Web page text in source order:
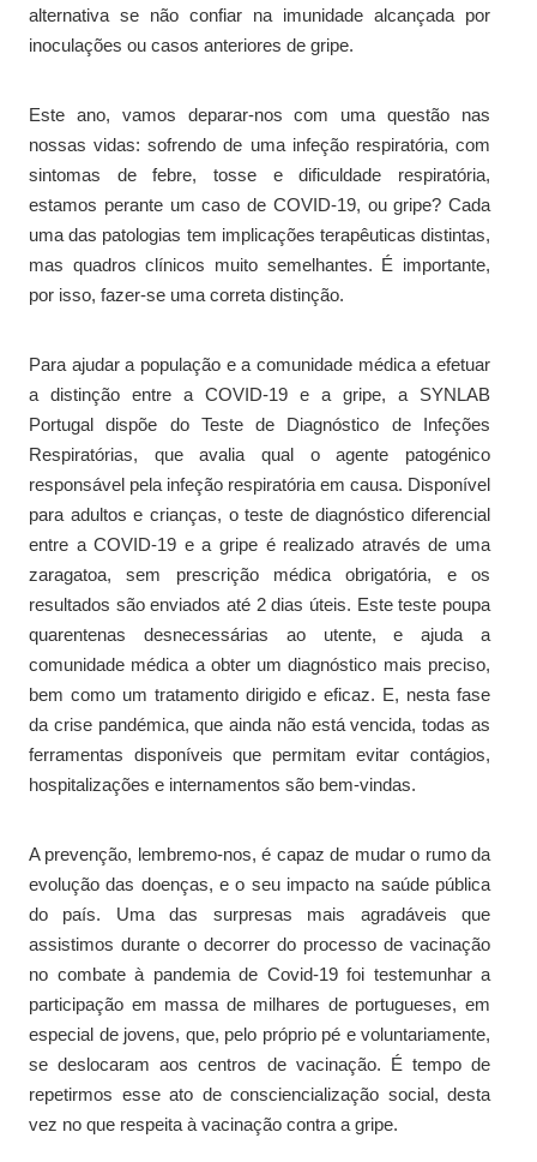
alternativa se não confiar na imunidade alcançada por
inoculações ou casos anteriores de gripe.
Este ano, vamos deparar-nos com uma questão nas
nossas vidas: sofrendo de uma infeção respiratória, com
sintomas de febre, tosse e dificuldade respiratória,
estamos perante um caso de COVID-19, ou gripe? Cada
uma das patologias tem implicações terapêuticas distintas,
mas quadros clínicos muito semelhantes. É importante,
por isso, fazer-se uma correta distinção.
Para ajudar a população e a comunidade médica a efetuar
a distinção entre a COVID-19 e a gripe, a SYNLAB
Portugal dispõe do Teste de Diagnóstico de Infeções
Respiratórias, que avalia qual o agente patogénico
responsável pela infeção respiratória em causa. Disponível
para adultos e crianças, o teste de diagnóstico diferencial
entre a COVID-19 e a gripe é realizado através de uma
zaragatoa, sem prescrição médica obrigatória, e os
resultados são enviados até 2 dias úteis. Este teste poupa
quarentenas desnecessárias ao utente, e ajuda a
comunidade médica a obter um diagnóstico mais preciso,
bem como um tratamento dirigido e eficaz. E, nesta fase
da crise pandémica, que ainda não está vencida, todas as
ferramentas disponíveis que permitam evitar contágios,
hospitalizações e internamentos são bem-vindas.
A prevenção, lembremo-nos, é capaz de mudar o rumo da
evolução das doenças, e o seu impacto na saúde pública
do país. Uma das surpresas mais agradáveis que
assistimos durante o decorrer do processo de vacinação
no combate à pandemia de Covid-19 foi testemunhar a
participação em massa de milhares de portugueses, em
especial de jovens, que, pelo próprio pé e voluntariamente,
se deslocaram aos centros de vacinação. É tempo de
repetirmos esse ato de consciencialização social, desta
vez no que respeita à vacinação contra a gripe.